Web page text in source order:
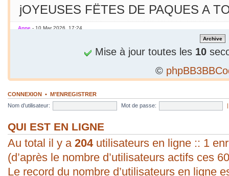
jOYEUSES FËTES DE PAQUES A
Anne - 10 Mar 2026, 17:24
Jamais essayé avec le smarphone
C'est le printemps ! Soleil chaleur...
en mars seulement !
sab - 09 Mar 2026, 19:56
bonjour ! vous arrivez à poster une
évident pour moi. Vive les P.C. ;).
Mise à jour toutes les 10
©
CONNEXION • M’ENREGISTRER
Nom d’utilisateur:
Mot de passe:
QUI EST EN LIGNE
Au total il y a 204utilisateurs en ligne :: 1
(d’après le nombre d’utilisateurs actifs ces
Le record du nombre d’utilisateurs en ligne